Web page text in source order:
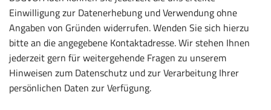
Einwilligung zur Datenerhebung und Verwendung ohne
Angaben von Gründen widerrufen. Wenden Sie sich hierzu
bitte an die angegebene Kontaktadresse. Wir stehen Ihnen
jederzeit gern für weitergehende Fragen zu unserem
Hinweisen zum Datenschutz und zur Verarbeitung Ihrer
persönlichen Daten zur Verfügung.